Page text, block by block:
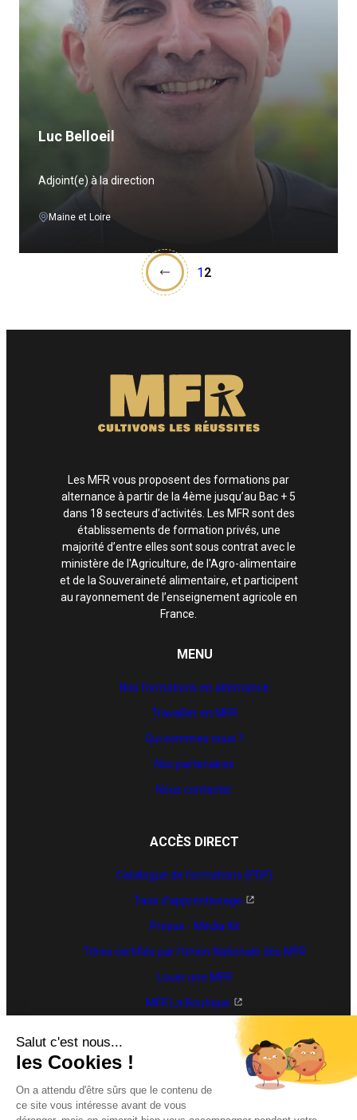
Luc Belloeil
Adjoint(e) à la direction
Maine et Loire
12
Les MFR vous proposent des formations par
alternance à partir de la 4ème jusqu’au Bac + 5
dans 18 secteurs d’activités. Les MFR sont des
établissements de formation privés, une
majorité d’entre elles sont sous contrat avec le
ministère de l'Agriculture, de l'Agro-alimentaire
et de la Souveraineté alimentaire, et participent
au rayonnement de l’enseignement agricole en
France.
MENU
Nos formations en alternance
Travailler en MFR
Qui sommes nous ?
Nos partenaires
Nous contacter
ACCÈS DIRECT
Catalogue de formations (PDF)
Taxe d'apprentissage
Presse - Média Kit
Titres certifiés par l’Union Nationale des MFR
Louer une MFR
MFR La Boutique
Trouver une formation